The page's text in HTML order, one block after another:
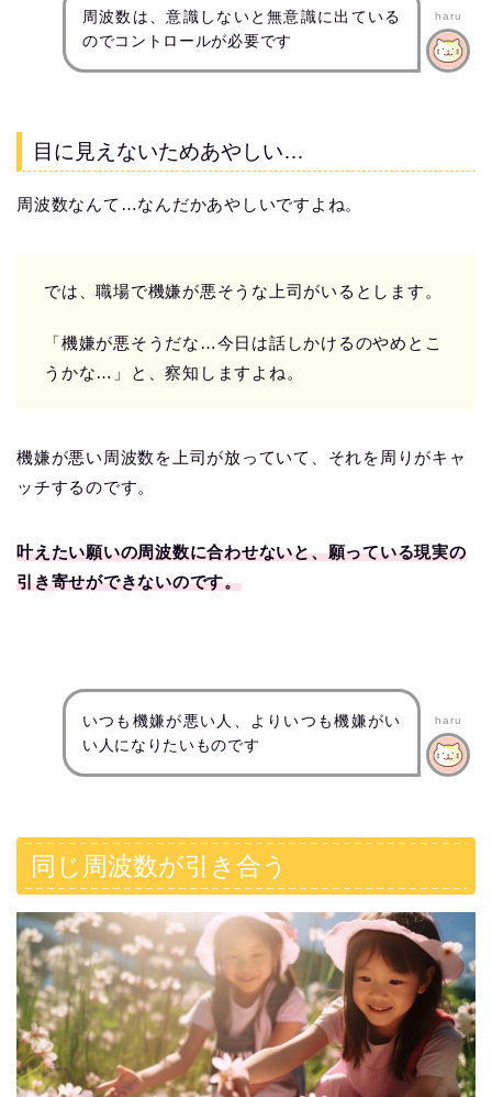
周波数は、意識しないと無意識に出ている
のでコントロールが必要です
haru
目に見えないためあやしい…
周波数なんて…なんだかあやしいですよね。
では、職場で機嫌が悪そうな上司がいるとします。
「機嫌が悪そうだな…今日は話しかけるのやめとこ
うかな…」と、察知しますよね。
機嫌が悪い周波数を上司が放っていて、それを周りがキャ
ッチするのです。
叶えたい願いの周波数に合わせないと、願っている現実の
引き寄せができないのです。
いつも機嫌が悪い人、よりいつも機嫌がい
い人になりたいものです
haru
同じ周波数が引き合う